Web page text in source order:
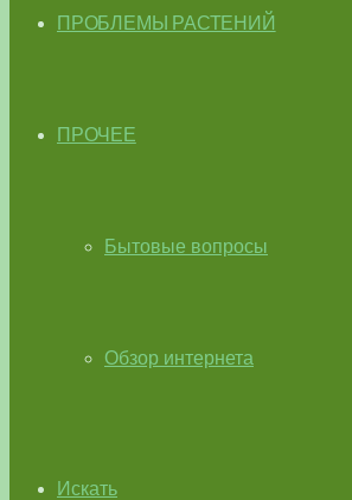
ПРОБЛЕМЫ РАСТЕНИЙ
ПРОЧЕЕ
Бытовые вопросы
Обзор интернета
Искать